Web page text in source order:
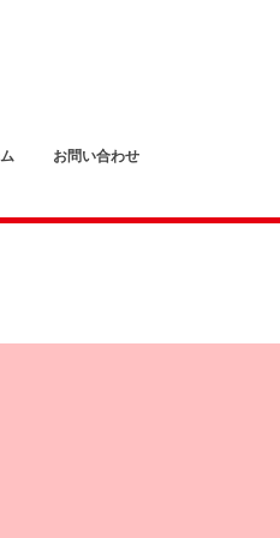
お問い合わせ